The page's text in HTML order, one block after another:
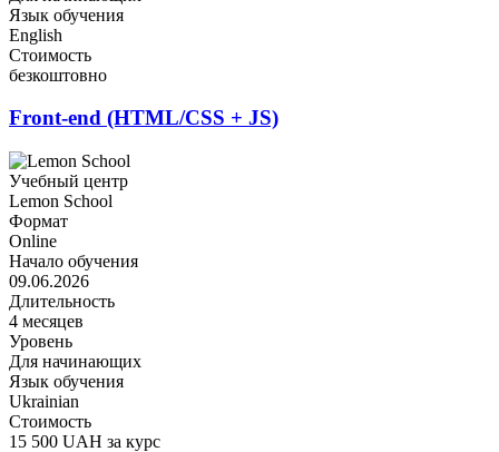
Язык обучения
English
Стоимость
безкоштовно
Front-end (HTML/CSS + JS)
Учебный центр
Lemon School
Формат
Online
Начало обучения
09.06.2026
Длительность
4 месяцев
Уровень
Для начинающих
Язык обучения
Ukrainian
Стоимость
15 500 UAH за курс